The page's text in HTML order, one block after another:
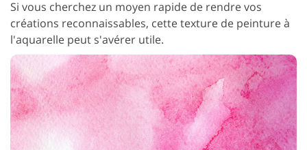
Si vous cherchez un moyen rapide de rendre vos
créations reconnaissables, cette texture de peinture à
l'aquarelle peut s'avérer utile.